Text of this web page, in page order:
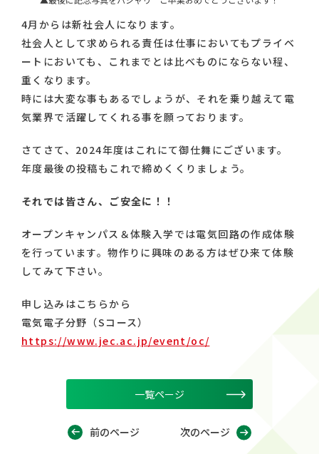
4月からは新社会人になります。
社会人として求められる責任は仕事においてもプライベ
ートにおいても、これまでとは比べものにならない程、
重くなります。
時には大変な事もあるでしょうが、それを乗り越えて電
気業界で活躍してくれる事を願っております。
さてさて、2024年度はこれにて御仕舞にございます。
年度最後の投稿もこれで締めくくりましょう。
それでは皆さん、ご安全に！！
オープンキャンパス＆体験入学では電気回路の作成体験
を行っています。物作りに興味のある方はぜひ来て体験
してみて下さい。
申し込みはこちらから
電気電子分野（Sコース）
https://www.jec.ac.jp/event/oc/
前のページ
一覧ページ
次のページ